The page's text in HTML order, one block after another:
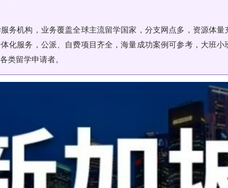
务机构，业务覆盖全球主流留学国家，分支网点多，资源体量
化服务，公派、自费项目齐全，海量成功案例可参考，大班小
类留学申请者。